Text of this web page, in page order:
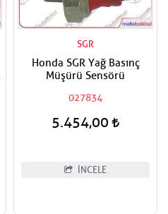
SGR
Honda SGR Yağ Basınç
Müşürü Sensörü
027834
5.454,00
İNCELE